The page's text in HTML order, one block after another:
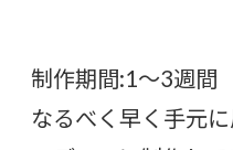
制作期間:1〜3週間
なるべく早く手元